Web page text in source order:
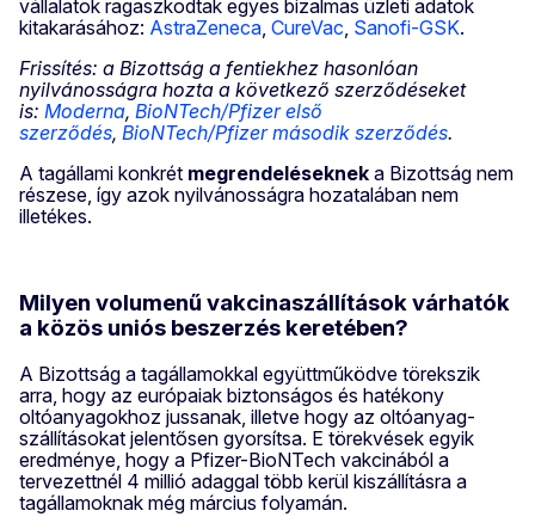
vállalatok ragaszkodtak egyes bizalmas üzleti adatok
kitakarásához: AstraZeneca, CureVac, Sanofi-GSK.
Frissítés: a Bizottság a fentiekhez hasonlóan
nyilvánosságra hozta a következő szerződéseket
is: Moderna, BioNTech/Pfizer első
szerződés, BioNTech/Pfizer második szerződés.
A tagállami konkrét megrendeléseknek a Bizottság nem
részese, így azok nyilvánosságra hozatalában nem
illetékes.
Milyen volumenű vakcinaszállítások várhatók
a közös uniós beszerzés keretében?
A Bizottság a tagállamokkal együttműködve törekszik
arra, hogy az európaiak biztonságos és hatékony
oltóanyagokhoz jussanak, illetve hogy az oltóanyag-
szállításokat jelentősen gyorsítsa. E törekvések egyik
eredménye, hogy a Pfizer-BioNTech vakcinából a
tervezettnél 4 millió adaggal több kerül kiszállításra a
tagállamoknak még március folyamán.